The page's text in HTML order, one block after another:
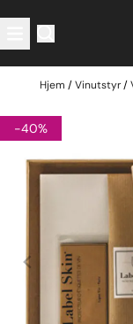
Hopp til innhold
Hjem /Vinutstyr/
-40%